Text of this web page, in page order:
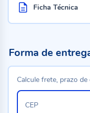
Ficha Técnica
Forma de
Calcule frete, prazo
CEP